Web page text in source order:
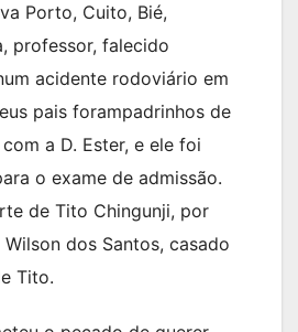
Porto, Cuito, Bié,
professor, falecido
acidente rodoviário em
pais forampadrinhos de
a D. Ester, e ele foi
o exame de admissão.
de Tito Chingunji, por
dos Santos, casado
Tito.